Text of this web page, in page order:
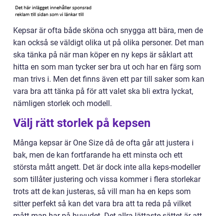
Kepsar är ofta både sköna och snygga att bära, men de
kan också se väldigt olika ut på olika personer. Det man
ska tänka på när man köper en ny keps är såklart att
hitta en som man tycker ser bra ut och har en färg som
man trivs i. Men det finns även ett par till saker som kan
vara bra att tänka på för att valet ska bli extra lyckat,
nämligen storlek och modell.
Välj rätt storlek på kepsen
Många kepsar är One Size då de ofta går att justera i
bak, men de kan fortfarande ha ett minsta och ett
största mått angett. Det är dock inte alla keps-modeller
som tillåter justering och vissa kommer i flera storlekar
trots att de kan justeras, så vill man ha en keps som
sitter perfekt så kan det vara bra att ta reda på vilket